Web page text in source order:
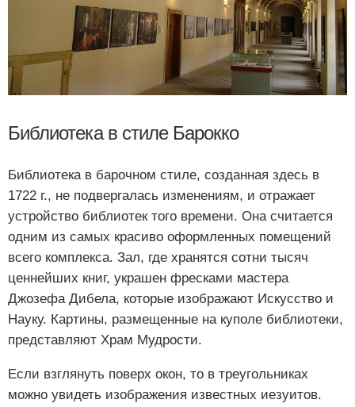
Библиотека в стиле Барокко
Библиотека в барочном стиле, созданная здесь в
1722 г., не подвергалась изменениям, и отражает
устройство библиотек того времени. Она считается
одним из самых красиво оформленных помещений
всего комплекса. Зал, где хранятся сотни тысяч
ценнейших книг, украшен фресками мастера
Джозефа Дибела, которые изображают Искусство и
Науку. Картины, размещенные на куполе библиотеки,
представляют Храм Мудрости.
Если взглянуть поверх окон, то в треугольниках
можно увидеть изображения известных иезуитов.